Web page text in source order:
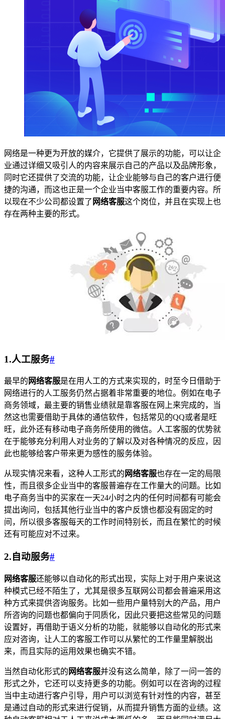
网络是一种更为开放的媒介，它提供了展示的功能，可以让企
业通过详细又吸引人的内容来展示自己的产品以及品牌形象，
同时它还提供了交流的功能，让企业能够与自己的客户进行便
捷的沟通，而这也正是一个企业当中客服工作的重要内容。所
以现在不少公司都设置了 网络客服这个岗位，并且在实现上也
存在两种主要的形式。
1.人工服务#
最早的 网络客服是在用人工的方式来实现的，时至今日借助于
网络进行的人工服务仍然占据着非常重要的地位。例如在电子
商务领域，最主要的销售业绩就是靠客服在网上来完成的，当
然这也需要借助于具体的通信软件，包括常见的QQ或者是旺
旺，此外还有移动电子商务所使用的微信。人工客服的优势就
在于能够充分利用人对业务的了解以及对各种情况的反应，因
此也能够给客户带来更为感性的服务体验。
从现实情况来看，这种人工形式的 网络客服也存在一定的局限
性，而且很多企业当中的客服普遍存在工作量大的问题。比如
电子商务当中的买家在一天24小时之内的任何时间都有可能会
提出询问，包括其他行业当中的客户反馈也都没有固定的时
间，所以很多客服每天的工作时间特别长，而且在繁忙的时候
还有可能应对不过来。
2.自动服务#
网络客服还能够以自动化的形式出现，实际上对于用户来说这
种模式已经不陌生了，尤其是很多互联网公司都会普遍采用这
种方式来提供咨询服务。比如一些用户量特别大的产品，用户
所咨询的问题也都偏向于同质化，因此只要把这些常见的问题
设置好，再借助于语义分析的功能，就能够以自动化的形式来
应对咨询，让人工的客服工作可以从繁忙的工作量里解脱出
来，而且实际的运用效果也确实不错。
当然自动化形式的 网络客服并没有这么简单，除了一问一答的
形式之外，它还可以支持更多的功能。例如可以在咨询的过程
当中主动进行客户引导，用户可以浏览有针对性的内容，甚至
是通过自动的形式来进行促销，从而提升销售方面的业绩。这